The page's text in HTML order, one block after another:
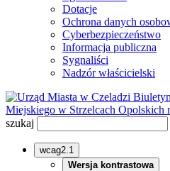
Dotacje
Ochrona danych
Cyberbezpieczeństwo
Informacja publiczna
Sygnaliści
Nadzór właścicielski
Miejskiego w Strzelcach Opolskich
szukaj
wcag2.1
Wersja kontrastowa